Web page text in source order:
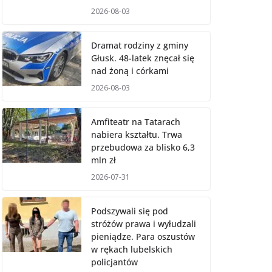
2026-08-03
Dramat rodziny z gminy
Głusk. 48-latek znęcał się
nad żoną i córkami
2026-08-03
Amfiteatr na Tatarach
nabiera kształtu. Trwa
przebudowa za blisko 6,3
mln zł
2026-07-31
Podszywali się pod
stróżów prawa i wyłudzali
pieniądze. Para oszustów
w rękach lubelskich
policjantów